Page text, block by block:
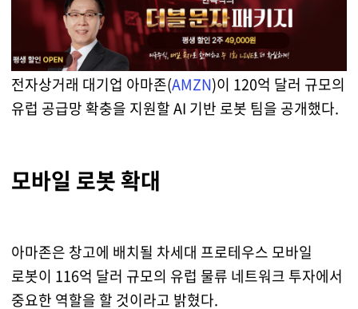
전자상거래 대기업 아마존(AMZN)이 120억 달러 규모의
유럽 공급망 확충을 지원할 AI 기반 로봇 팀을 공개했다.
모바일 로봇 확대
아마존은 창고에 배치될 차세대 프로테우스 모바일
로봇이 116억 달러 규모의 유럽 물류 네트워크 투자에서
중요한 역할을 할 것이라고 밝혔다.